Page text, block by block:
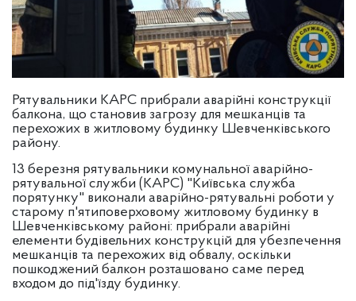
Рятувальники КАРС прибрали аварійні конструкції
балкона, що становив загрозу для мешканців та
перехожих в житловому будинку Шевченківського
району.
13 березня рятувальники комунальної аварійно-
рятувальної служби (КАРС) "Київська служба
порятунку" виконали аварійно-рятувальні роботи у
старому п'ятиповерховому житловому будинку в
Шевченківському районі: прибрали аварійні
елементи будівельних конструкцій для убезпечення
мешканців та перехожих від обвалу, оскільки
пошкоджений балкон розташовано саме перед
входом до під'їзду будинку.